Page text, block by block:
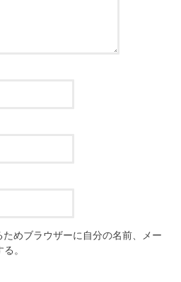
めブラウザーに自分の名前、メー
。